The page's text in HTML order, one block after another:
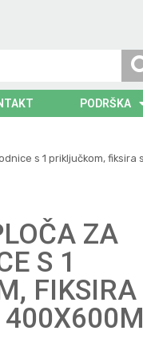
PODRŠKA
s 1 priključkom, fiksira
ZA
S 1
FIKSIRA